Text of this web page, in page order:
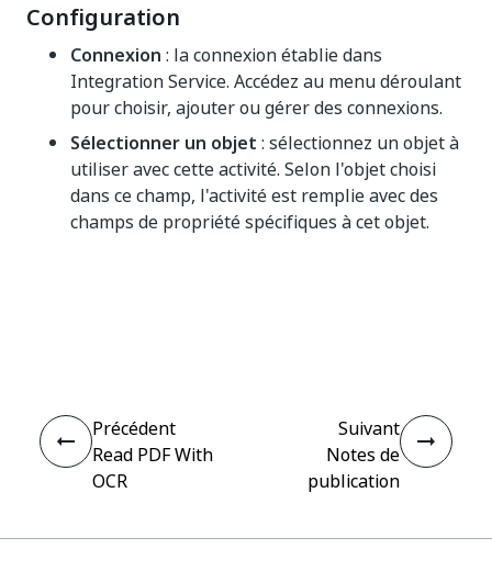
Configuration
Connexion : la connexion établie dans
Integration Service. Accédez au menu déroulant
pour choisir, ajouter ou gérer des connexions.
Sélectionner un objet : sélectionnez un objet à
utiliser avec cette activité. Selon l'objet choisi
dans ce champ, l'activité est remplie avec des
champs de propriété spécifiques à cet objet.
Précédent
Read PDF With
OCR
Suivant
Notes de
publication